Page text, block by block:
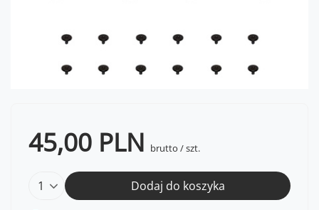
45,00 PLN brutto /szt.
Dodaj do koszyka